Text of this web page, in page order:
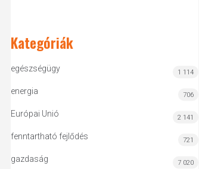
Kategóriák
egészségügy 1 114
energia 706
Európai Unió 2 141
fenntartható fejlődés 721
gazdaság 7 020